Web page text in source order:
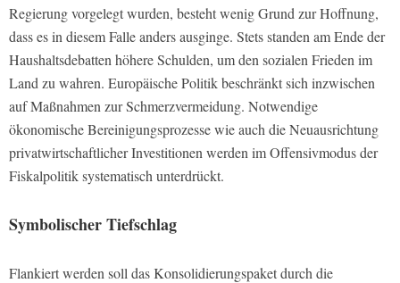
Regierung vorgelegt wurden, besteht wenig Grund zur Hoffnung,
dass es in diesem Falle anders ausginge. Stets standen am Ende der
Haushaltsdebatten höhere Schulden, um den sozialen Frieden im
Land zu wahren. Europäische Politik beschränkt sich inzwischen
auf Maßnahmen zur Schmerzvermeidung. Notwendige
ökonomische Bereinigungsprozesse wie auch die Neuausrichtung
privatwirtschaftlicher Investitionen werden im Offensivmodus der
Fiskalpolitik systematisch unterdrückt.
Symbolischer Tiefschlag
Flankiert werden soll das Konsolidierungspaket durch die